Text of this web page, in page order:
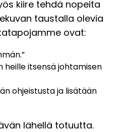
kiire tehdä nopeita
taustalla olevia
ovat:
itsensä johtamisen
ohjeistusta ja lisätään
lähellä totuutta.